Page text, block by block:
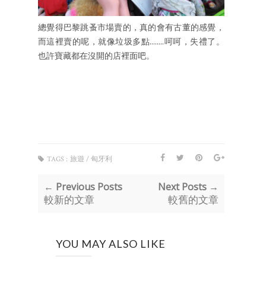
總覺得巴黎跳蚤市場賣的，真的會有古董的感覺，
而這裡賣的呢，就像垃圾多點........呵呵，失禮了。
也許寶藏都在沒開的店裡面吧。
TAGS : 旅遊 / 匈牙利
← Previous Posts
較新的文章
Next Posts →
較舊的文章
YOU MAY ALSO LIKE